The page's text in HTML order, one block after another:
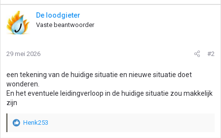
De loodgieter
Vaste beantwoorder
29 mei 2026 #2
een tekening van de huidige situatie en nieuwe situatie doet
wonderen.
En het eventuele leidingverloop in de huidige situatie zou makkelijk
zijn
W
Henk253